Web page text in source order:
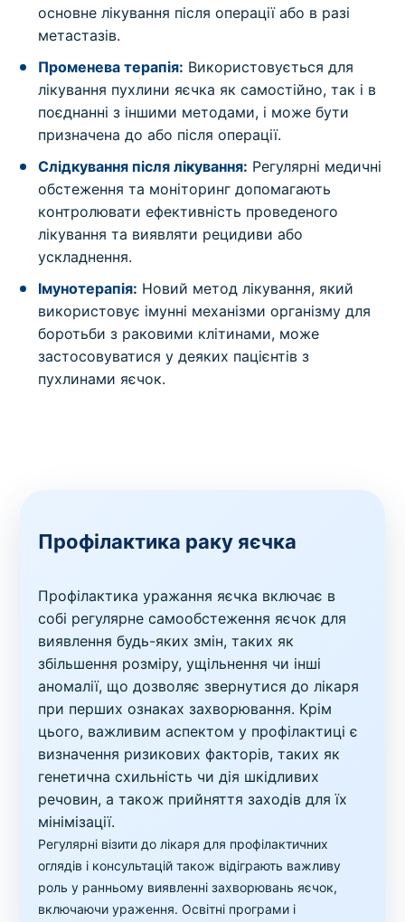
основне лікування після операції або в разі
метастазів.
Променева терапія: Використовується для
лікування пухлини яєчка як самостійно, так і в
поєднанні з іншими методами, і може бути
призначена до або після операції.
Слідкування після лікування: Регулярні медичні
обстеження та моніторинг допомагають
контролювати ефективність проведеного
лікування та виявляти рецидиви або
ускладнення.
Імунотерапія: Новий метод лікування, який
використовує імунні механізми організму для
боротьби з раковими клітинами, може
застосовуватися у деяких пацієнтів з
пухлинами яєчок.
Профілактика раку яєчка
Профілактика уражання яєчка включає в
собі регулярне самообстеження яєчок для
виявлення будь-яких змін, таких як
збільшення розміру, ущільнення чи інші
аномалії, що дозволяє звернутися до лікаря
при перших ознаках захворювання. Крім
цього, важливим аспектом у профілактиці є
визначення ризикових факторів, таких як
генетична схильність чи дія шкідливих
речовин, а також прийняття заходів для їх
мінімізації.
Регулярні візити до лікаря для профілактичних
оглядів і консультацій також відіграють важливу
роль у ранньому виявленні захворювань яєчок,
включаючи ураження. Освітні програми і